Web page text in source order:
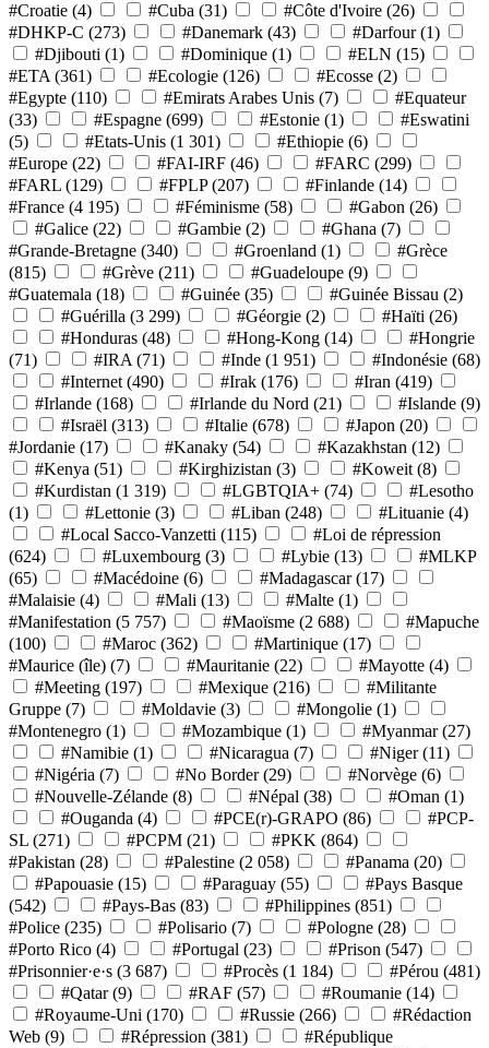
#Croatie (4) #Cuba (31) #Côte d'Ivoire (26)
#DHKP-C (273) #Danemark (43) #Darfour (1)
#Djibouti (1) #Dominique (1) #ELN (15)
#ETA (361) #Ecologie (126) #Ecosse (2)
#Egypte (110) #Emirats Arabes Unis (7)
#Equateur
(33)
#Espagne (699) #Estonie (1)
#Eswatini
(5)
#Etats-Unis (1 301) #Ethiopie (6)
#Europe (22) #FAI-IRF (46) #FARC (299)
#FARL (129) #FPLP (207) #Finlande (14)
#France (4 195) #Féminisme (58) #Gabon (26)
#Galice (22) #Gambie (2) #Ghana (7)
#Grande-Bretagne (340) #Groenland (1)
#Grèce
(815)
#Grève (211) #Guadeloupe (9)
#Guatemala (18) #Guinée (35) #Guinée Bissau (2)
#Guérilla (3 299) #Géorgie (2) #Haïti (26)
#Honduras (48) #Hong-Kong (14)
#Hongrie
(71)
#IRA (71) #Inde (1 951) #Indonésie (68)
#Internet (490) #Irak (176) #Iran (419)
#Irlande (168) #Irlande du Nord (21) #Islande (9)
#Israël (313) #Italie (678) #Japon (20)
#Jordanie (17) #Kanaky (54) #Kazakhstan (12)
#Kenya (51) #Kirghizistan (3) #Koweit (8)
#Kurdistan (1 319) #LGBTQIA+ (74)
#Lesotho
(1)
#Lettonie (3) #Liban (248) #Lituanie (4)
#Local Sacco-Vanzetti (115)
#Loi de répression
(624)
#Luxembourg (3) #Lybie (13)
#MLKP
(65)
#Macédoine (6) #Madagascar (17)
#Malaisie (4) #Mali (13) #Malte (1)
#Manifestation (5 757) #Maoïsme (2 688)
#Mapuche
(100)
#Maroc (362) #Martinique (17)
#Maurice (île) (7) #Mauritanie (22) #Mayotte (4)
#Meeting (197) #Mexique (216)
#Militante
Gruppe (7) #Moldavie (3) #Mongolie (1)
#Montenegro (1) #Mozambique (1) #Myanmar (27)
#Namibie (1) #Nicaragua (7) #Niger (11)
#Nigéria (7) #No Border (29) #Norvège (6)
#Nouvelle-Zélande (8) #Népal (38) #Oman (1)
#Ouganda (4) #PCE(r)-GRAPO (86)
#PCP-
SL (271) #PCPM (21) #PKK (864)
#Pakistan (28) #Palestine (2 058) #Panama (20)
#Papouasie (15) #Paraguay (55)
#Pays Basque
(542)
#Pays-Bas (83) #Philippines (851)
#Police (235) #Polisario (7) #Pologne (28)
#Porto Rico (4) #Portugal (23) #Prison (547)
#Prisonnier·e·s (3 687) #Procès (1 184) #Pérou (481)
#Qatar (9) #RAF (57) #Roumanie (14)
#Royaume-Uni (170) #Russie (266)
#Rédaction
Web (9) #Répression (381)
#République